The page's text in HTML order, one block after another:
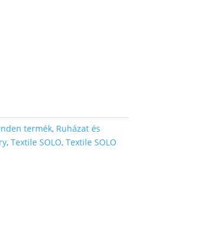
termék, Ruházat és
, Textile SOLO, Textile SOLO